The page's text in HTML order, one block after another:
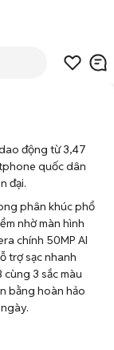
động từ 3,47
quốc dân
đại.
phân khúc phổ
nhờ màn hình
chính 50MP AI
trợ sạc nhanh
cùng 3 sắc màu
bằng hoàn hảo